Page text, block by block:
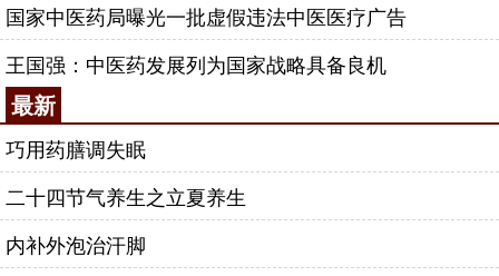
国家中医药局曝光一批虚假违法中医医疗广告
王国强：中医药发展列为国家战略具备良机
最新
巧用药膳调失眠
二十四节气养生之立夏养生
内补外泡治汗脚